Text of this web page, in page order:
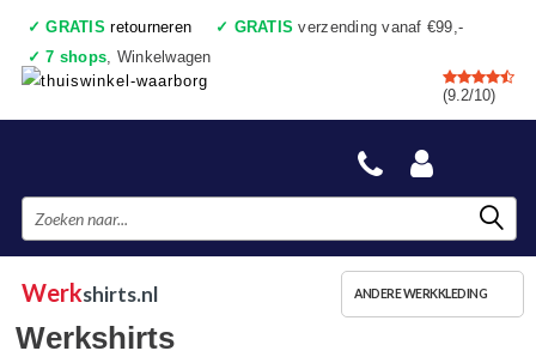
✓ GRATIS retourneren ✓ GRATIS verzending vanaf €99,-
✓ 7 shops, Winkelwagen
✓Voor 17:00 uur besteld, vandaag verzonden
✓Achteraf betalen ✓Ook een échte winkel
(9.2/10)
Werkshirts.nl ANDERE WERKKLEDING
Werkshirts